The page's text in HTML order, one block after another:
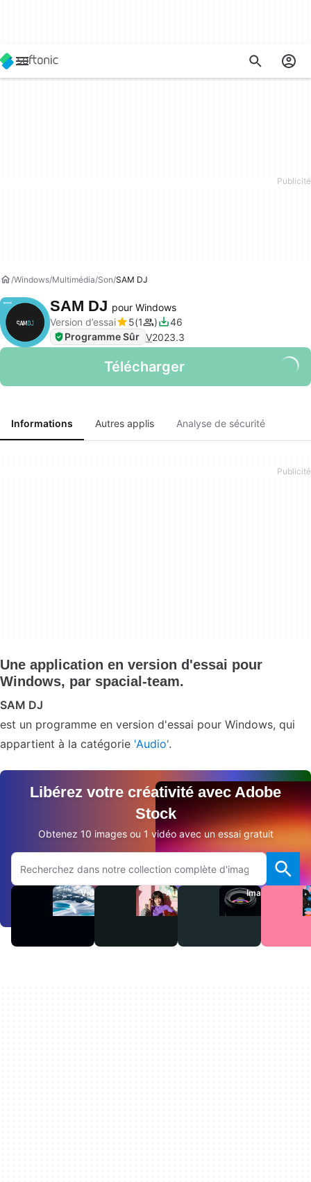
Windows Multimédia Son SAM DJ
SAM DJ pour Windows
Version d’essai
5 1
46
Programme Sûr V2023.3
Télécharger
Informations Autres applis Analyse de sécurité
Une application en version d'essai pour
Windows, par spacial-team.
SAM DJ
est un programme en version d'essai pour Windows, qui
appartient à la catégorie 'Audio'.
Libérez votre créativité avec Adobe
Stock
Obtenez 10 images ou 1 vidéo avec un essai gratuit
Rechercher sur le site Adobe.com
Vidéos Audio Images